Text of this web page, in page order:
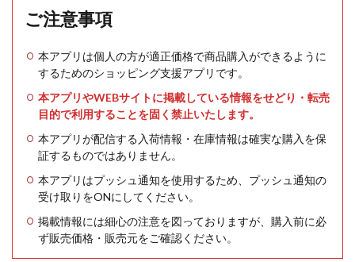
ご注意事項
本アプリは個人の方が適正価格で商品購入ができるように
するためのショッピング支援アプリです。
本アプリやWEBサイトに掲載している情報をせどり・転売
目的で利用することを固く禁止いたします。
本アプリが配信する入荷情報・在庫情報は確実な購入を保
証するものではありません。
本アプリはプッシュ通知を使用するため、プッシュ通知の
受け取りをONにしてください。
掲載情報には細心の注意を図っておりますが、購入前に必
ず販売価格・販売元をご確認ください。